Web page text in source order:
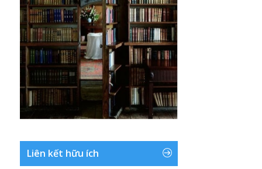
Liên kết hữu ích